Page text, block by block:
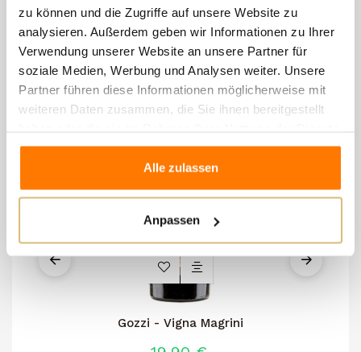
zu können und die Zugriffe auf unsere Website zu
analysieren. Außerdem geben wir Informationen zu Ihrer
Verwendung unserer Website an unsere Partner für
soziale Medien, Werbung und Analysen weiter. Unsere
Partner führen diese Informationen möglicherweise mit
weiteren Daten zusammen, die Sie ihnen bereitgestellt
gesammelt haben.
Alle zulassen
Anpassen
Gozzi - Vigna Magrini